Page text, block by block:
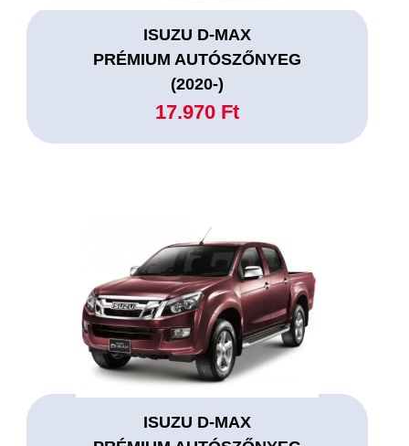
ISUZU D-MAX
PRÉMIUM AUTÓSZŐNYEG
(2020-)
17.970 Ft
ISUZU D-MAX